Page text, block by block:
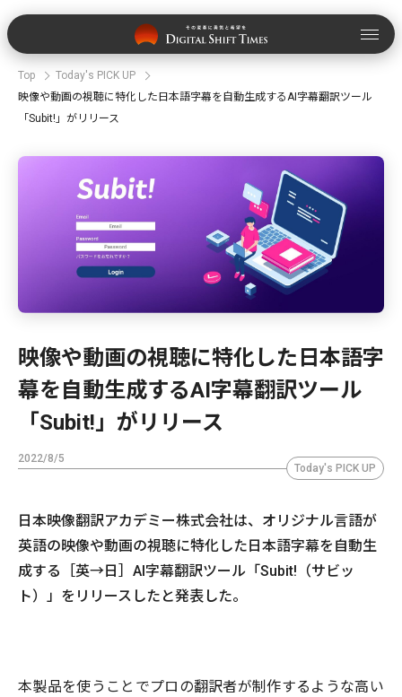
Top
Today's PICK UP
映像や動画の視聴に特化した日本語字幕を自動生成するAI字幕翻訳ツール
「Subit!」がリリース
映像や動画の視聴に特化した日本語字
幕を自動生成するAI字幕翻訳ツール
「Subit!」がリリース
2022/8/5
Today's PICK UP
日本映像翻訳アカデミー株式会社は、オリジナル言語が
英語の映像や動画の視聴に特化した日本語字幕を自動生
成する［英→日］AI字幕翻訳ツール「Subit!（サビッ
ト）」をリリースしたと発表した。
本製品を使うことでプロの翻訳者が制作するような高い